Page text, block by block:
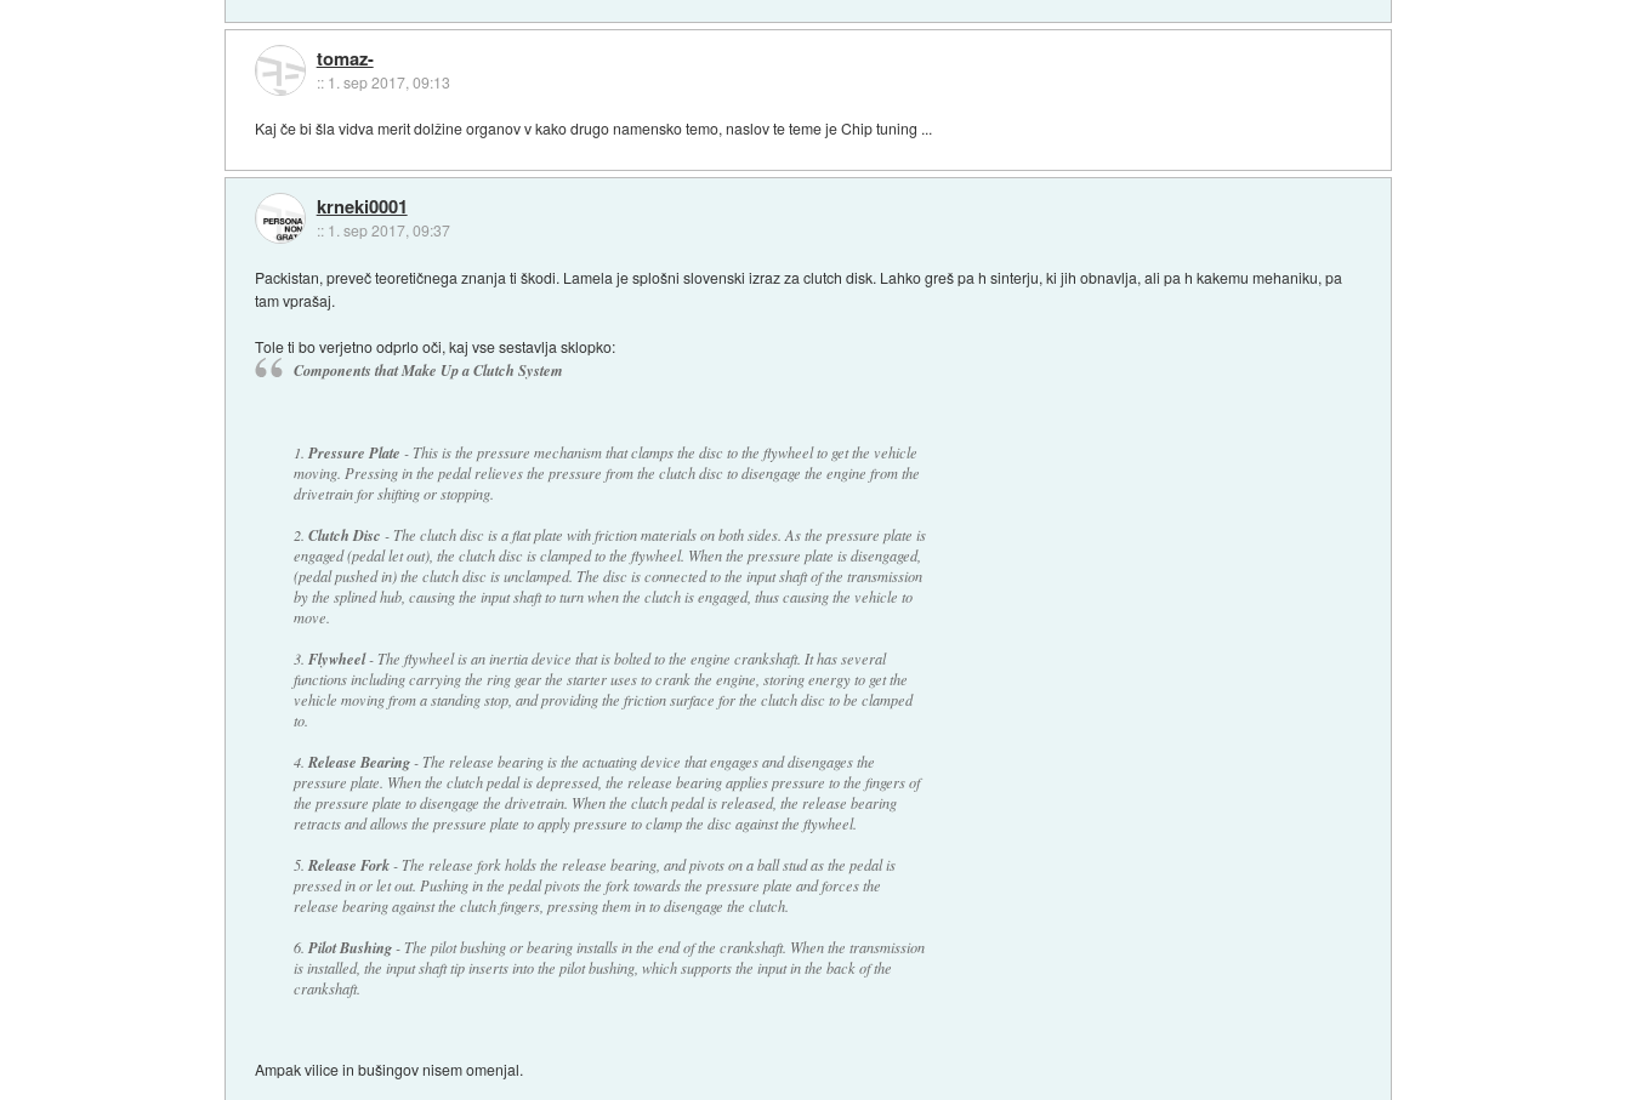
tomaz-
:: 1. sep 2017, 09:13
Kaj če bi šla vidva merit dolžine organov v kako drugo namensko temo, naslov te teme je Chip tuning ...
krneki0001
:: 1. sep 2017, 09:37
Packistan, preveč teoretičnega znanja ti škodi. Lamela je splošni slovenski izraz za clutch disk. Lahko greš pa h sinterju, ki jih obnavlja, ali pa h kakemu mehaniku, pa
tam vprašaj.
Tole ti bo verjetno odprlo oči, kaj vse sestavlja sklopko:
Components that Make Up a Clutch System
1. Pressure Plate - This is the pressure mechanism that clamps the disc to the flywheel to get the vehicle
moving. Pressing in the pedal relieves the pressure from the clutch disc to disengage the engine from the
drivetrain for shifting or stopping.
2. Clutch Disc - The clutch disc is a flat plate with friction materials on both sides. As the pressure plate is
engaged (pedal let out), the clutch disc is clamped to the flywheel. When the pressure plate is disengaged,
(pedal pushed in) the clutch disc is unclamped. The disc is connected to the input shaft of the transmission
by the splined hub, causing the input shaft to turn when the clutch is engaged, thus causing the vehicle to
move.
3. Flywheel- The flywheel is an inertia device that is bolted to the engine crankshaft. It has several
functions including carrying the ring gear the starter uses to crank the engine, storing energy to get the
vehicle moving from a standing stop, and providing the friction surface for the clutch disc to be clamped
to.
4. Release Bearing- The release bearing is the actuating device that engages and disengages the
pressure plate. When the clutch pedal is depressed, the release bearing applies pressure to the fingers of
the pressure plate to disengage the drivetrain. When the clutch pedal is released, the release bearing
retracts and allows the pressure plate to apply pressure to clamp the disc against the flywheel.
5. Release Fork- The release fork holds the release bearing, and pivots on a ball stud as the pedal is
pressed in or let out. Pushing in the pedal pivots the fork towards the pressure plate and forces the
release bearing against the clutch fingers, pressing them in to disengage the clutch.
6. Pilot Bushing- The pilot bushing or bearing installs in the end of the crankshaft. When the transmission
is installed, the input shaft tip inserts into the pilot bushing, which supports the input in the back of the
crankshaft.
Ampak vilice in bušingov nisem omenjal.